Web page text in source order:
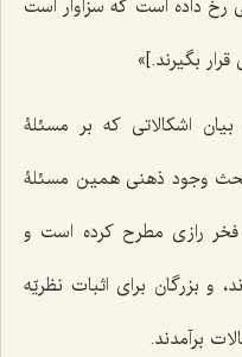
رخ داده است که سزاوار است
بگیرند.]»
اشکالاتى که بر مسئلۀ
وجود ذهنى همین مسئلۀ
فخر رازى مطرح کرده است و
و بزرگان برای اثبات نظریّه
برآمدند.